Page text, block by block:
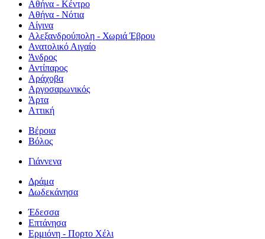
Αθήνα - Κέντρο
Αθήνα - Νότια
Αίγινα
Αλεξανδρούπολη - Χωριά Έβρου
Ανατολικό Αιγαίο
Άνδρος
Αντίπαρος
Αράχοβα
Αργοσαρωνικός
Άρτα
Αττική
Βέροια
Βόλος
Γιάννενα
Δράμα
Δωδεκάνησα
Έδεσσα
Επτάνησα
Ερμιόνη - Πορτο Χέλι